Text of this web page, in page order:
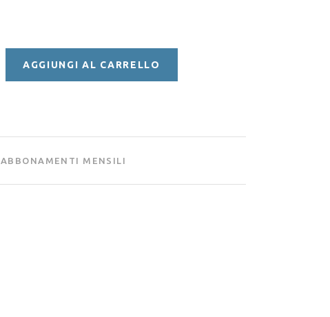
AGGIUNGI AL CARRELLO
ABBONAMENTI MENSILI